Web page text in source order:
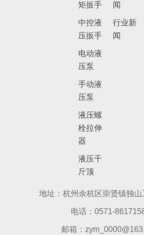
矩扳手
中控液
压扳手
电动液
压泵
手动液
压泵
液压螺
栓拉伸
器
液压千
斤顶
闻
行业新
闻
地址：杭州余杭区崇贤镇独
电话：0571-
邮箱：